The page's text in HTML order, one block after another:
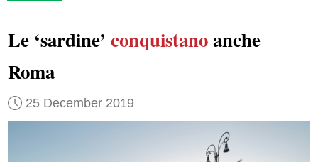
Le ‘sardine’ conquistanoanche
Roma
25 December 2019